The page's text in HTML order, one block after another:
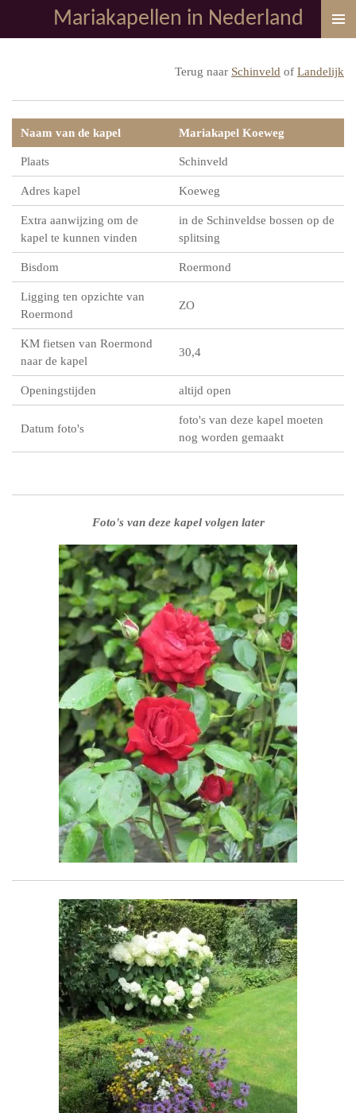
direct
Mariakapellen in Nederland
Terug naar Schinveld of Landelijk
Naam van de kapel Mariakapel Koeweg
Plaats Schinveld
Adres kapel Koeweg
Extra aanwijzing om de
kapel te kunnen vinden
in de Schinveldse bossen op de
splitsing
Bisdom Roermond
Ligging ten opzichte van
Roermond
ZO
KM fietsen van Roermond
naar de kapel
30,4
Openingstijden altijd open
Datum foto's
foto's van deze kapel moeten
nog worden gemaakt
Foto's van deze kapel volgen later